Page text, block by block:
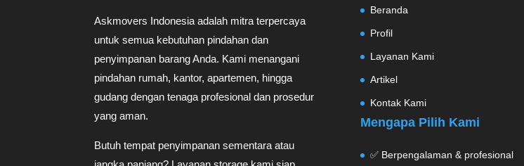
Askmovers Indonesia adalah mitra terpercaya
untuk semua kebutuhan pindahan dan
penyimpanan barang Anda. Kami menangani
pindahan rumah, kantor, apartemen, hingga
gudang dengan tenaga profesional dan prosedur
yang aman.
Butuh tempat penyimpanan sementara atau
Beranda
Profil
Layanan Kami
Artikel
Kontak Kami
Mengapa Pilih Kami
✅ Berpengalaman & profesional